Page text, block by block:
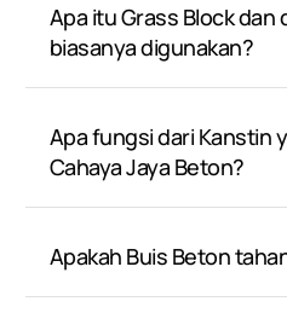
Apa itu Grass Block dan
biasanya digunakan?
Apa fungsi dari Kanstin
Cahaya Jaya Beton?
Apakah Buis Beton